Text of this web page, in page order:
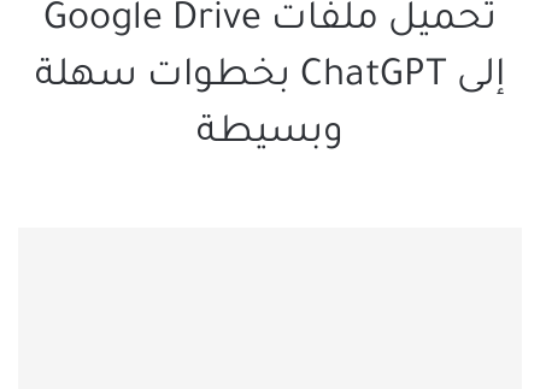
تحميل ملفات Google Drive
إلى ChatGPT بخطوات سهلة
وبسيطة